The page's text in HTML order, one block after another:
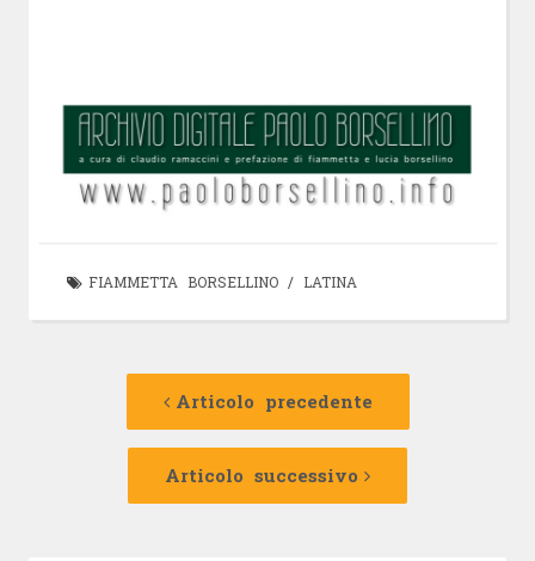
FIAMMETTA BORSELLINO/ LATINA
Navigazione
Articolo precedente
Articolo
Articolo successivo
Articolo